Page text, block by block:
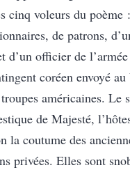
cinq voleurs du poème
de patrons,
d’un officier de
coréen envoyé
américaines. Le
de Majesté,
la coutume des
privées. Elles sont